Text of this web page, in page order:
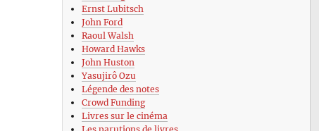
Ernst Lubitsch
John Ford
Raoul Walsh
Howard Hawks
John Huston
Yasujirô Ozu
Légende des notes
Crowd Funding
Livres sur le cinéma